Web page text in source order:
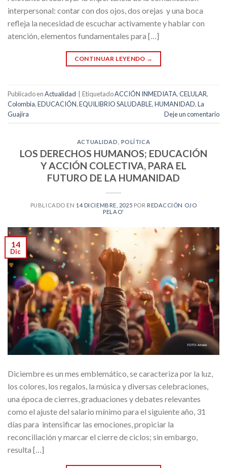
interpersonal: contar con dos ojos, dos orejas y una boca
refleja la necesidad de escuchar activamente y hablar con
atención, elementos fundamentales para […]
CONTINUAR LEYENDO →
Publicado enActualidad EtiquetadoACCIÓN INMEDIATA,CELULAR,
Colombia,EDUCACIÓN,EQUILIBRIO SALUDABLE,HUMANIDAD,La
Guajira
Deje un comentario
ACTUALIDAD POLÍTICA
LOS DERECHOS HUMANOS; EDUCACIÓN
Y ACCIÓN COLECTIVA, PARA EL
FUTURO DE LA HUMANIDAD
PUBLICADO EN 14 DICIEMBRE, 2025 POR REDACCIÓN OJO
PELAO'
14
Dic
Diciembre es un mes emblemático, se caracteriza por la luz,
los colores, los regalos, la música y diversas celebraciones,
una época de cierres, graduaciones y debates relevantes
como el ajuste del salario mínimo para el siguiente año, 31
días para intensificar las emociones, propiciar la
reconciliación y marcar el cierre de ciclos; sin embargo,
resulta […]